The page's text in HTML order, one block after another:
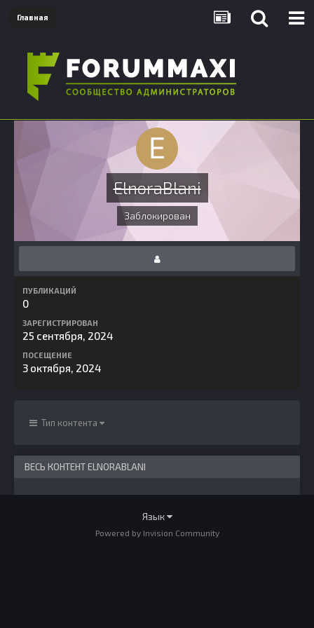
Главная
ElnoraBlani
Заблокирован
ПУБЛИКАЦИЙ
0
ЗАРЕГИСТРИРОВАН
25 сентября, 2024
ПОСЕЩЕНИЕ
3 октября, 2024
Тип контента
ВЕСЬ КОНТЕНТ ELNORABLANI
Язык
Powered by Invision Community